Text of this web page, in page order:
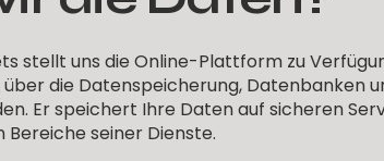
stellt uns die Online-Plattform zu
die Datenspeicherung, Datenbanken
Er speichert Ihre Daten auf sicheren
seiner Dienste.